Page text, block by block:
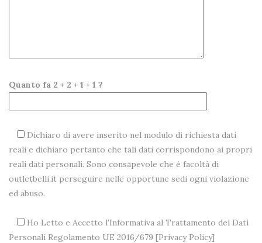
Quanto fa 2 + 2 + 1 + 1 ?
Dichiaro di avere inserito nel modulo di richiesta dati
reali e dichiaro pertanto che tali dati corrispondono ai propri
reali dati personali. Sono consapevole che è facoltà di
outletbelli.it perseguire nelle opportune sedi ogni violazione
ed abuso.
Ho Letto e Accetto l'Informativa al Trattamento dei Dati
Personali Regolamento UE 2016/679 [Privacy Policy]